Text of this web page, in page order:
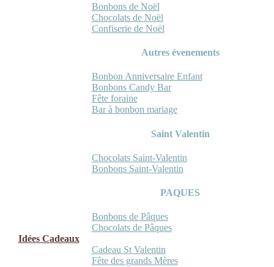
Bonbons de Noël
Chocolats de Noël
Confiserie de Noël
Autres évenements
Bonbon Anniversaire Enfant
Bonbons Candy Bar
Fête foraine
Bar à bonbon mariage
Saint Valentin
Chocolats Saint-Valentin
Bonbons Saint-Valentin
PAQUES
Bonbons de Pâques
Chocolats de Pâques
Idées Cadeaux
Cadeau St Valentin
Fête des grands Mères